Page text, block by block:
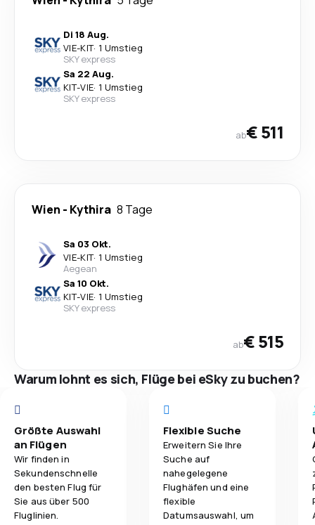
Di 18 Aug.
VIE-KIT· 1 Umstieg
SKY express
Sa 22 Aug.
KIT-VIE· 1 Umstieg
SKY express
ab€ 511
Wien - Kythira 8 Tage
Sa 03 Okt.
VIE-KIT· 1 Umstieg
Aegean
Sa 10 Okt.
KIT-VIE· 1 Umstieg
SKY express
ab€ 515
Warum lohnt es sich, Flüge bei eSky zu buchen?
Größte Auswahl
an Flügen
Wir finden in
Sekundenschnelle
den besten Flug für
Sie aus über 500
Fluglinien.
Flexible Suche
Erweitern Sie Ihre
Suche auf
nahegelegene
Flughäfen und eine
flexible
Datumsauswahl, um